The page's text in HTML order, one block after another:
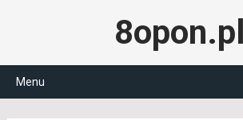
8opon.pl
Menu